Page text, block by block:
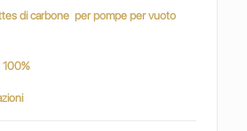
di carbone per pompe per vuoto
100%